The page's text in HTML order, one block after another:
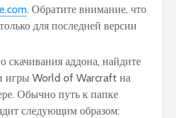
. Обратите внимание, что
для последней версии
скачивания аддона, найдите
игры World of Warcraft на
Обычно путь к папке
следующим образом: